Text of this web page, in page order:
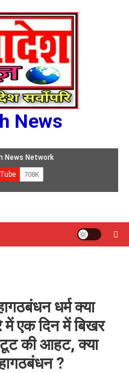
News
धर्म क्या
में एक दिन में बिखर
की आहट, क्या
?